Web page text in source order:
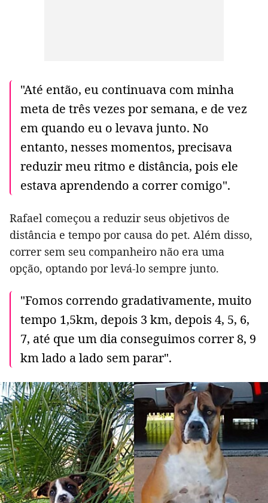
"Até então, eu continuava com minha
meta de três vezes por semana, e de vez
em quando eu o levava junto. No
entanto, nesses momentos, precisava
reduzir meu ritmo e distância, pois ele
estava aprendendo a correr comigo".
Rafael começou a reduzir seus objetivos de
distância e tempo por causa do pet. Além disso,
correr sem seu companheiro não era uma
opção, optando por levá-lo sempre junto.
"Fomos correndo gradativamente, muito
tempo 1,5km, depois 3 km, depois 4, 5, 6,
7, até que um dia conseguimos correr 8, 9
km lado a lado sem parar".